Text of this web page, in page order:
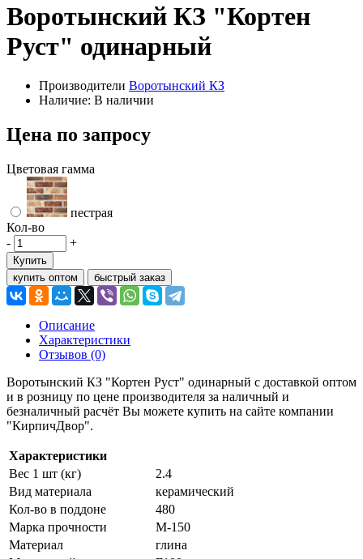
Воротынский КЗ "Кортен
Руст" одинарный
Производители Воротынский КЗ
Наличие: В наличии
Цена по запросу
Цветовая гамма
пестрая
Кол-во
-
+
Купить
купить оптом
быстрый заказ
Описание
Характеристики
Отзывов (0)
Воротынский КЗ "Кортен Руст" одинарный с доставкой оптом
и в розницу по цене производителя за наличный и
безналичный расчёт Вы можете купить на сайте компании
"КирпичДвор".
Характеристики
Вес 1 шт (кг)
2.4
Вид материала
керамический
Кол-во в поддоне
480
Марка прочности
М-150
Материал
глина